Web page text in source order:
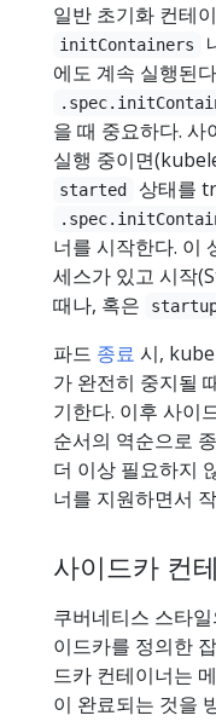
일반 초기화 컨테
initContainers
에도 계속 실행된
을 때 중요하다.
실행 중이면
started 상태를
너를 시작한다. 이
세스가 있고 시작
때나, 혹은
파드 종료 시,
가 완전히 중지될
기한다. 이후 사이
순서의 역순으로
더 이상 필요하지
너를 지원하면서
사이드카 컨
쿠버네티스 스타
이드카를 정의한
드카 컨테이너는
이 완료되는 것을